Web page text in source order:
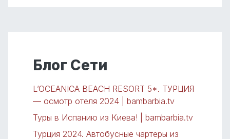
Блог Сети
L’OCEANICA BEACH RESORT 5*. ТУРЦИЯ
— осмотр отеля 2024 | bambarbia.tv
Туры в Испанию из Киева! | bambarbia.tv
Турция 2024. Автобусные чартеры из